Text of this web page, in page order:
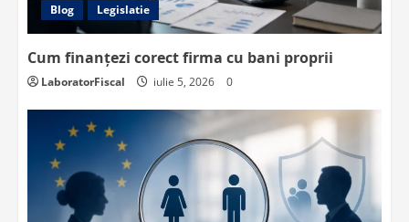
Blog Legislatie
Cum finanțezi corect firma cu bani proprii
LaboratorFiscal iulie 5, 2026 0